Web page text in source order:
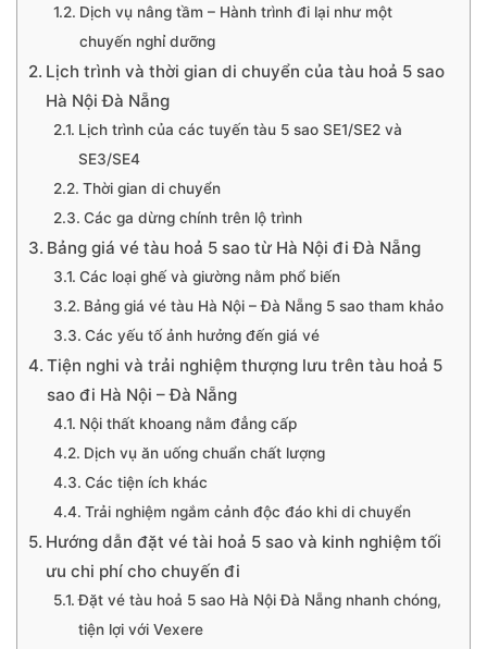
Dịch vụ nâng tầm – Hành trình đi lại như một
chuyến nghỉ dưỡng
Lịch trình và thời gian di chuyển của tàu hoả 5 sao
Hà Nội Đà Nẵng
Lịch trình của các tuyến tàu 5 sao SE1/SE2 và
SE3/SE4
Thời gian di chuyển
Các ga dừng chính trên lộ trình
Bảng giá vé tàu hoả 5 sao từ Hà Nội đi Đà Nẵng
Các loại ghế và giường nằm phổ biến
Bảng giá vé tàu Hà Nội – Đà Nẵng 5 sao tham khảo
Các yếu tố ảnh hưởng đến giá vé
Tiện nghi và trải nghiệm thượng lưu trên tàu hoả 5
sao đi Hà Nội – Đà Nẵng
Nội thất khoang nằm đẳng cấp
Dịch vụ ăn uống chuẩn chất lượng
Các tiện ích khác
Trải nghiệm ngắm cảnh độc đáo khi di chuyển
Hướng dẫn đặt vé tài hoả 5 sao và kinh nghiệm tối
ưu chi phí cho chuyến đi
Đặt vé tàu hoả 5 sao Hà Nội Đà Nẵng nhanh chóng,
tiện lợi với Vexere